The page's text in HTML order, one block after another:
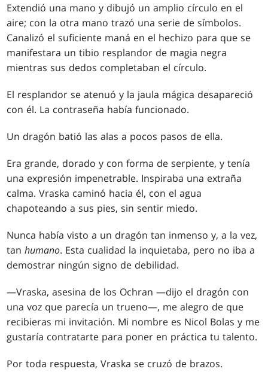
Extendió una mano y dibujó un amplio círculo en el
aire; con la otra mano trazó una serie de símbolos.
Canalizó el suficiente maná en el hechizo para que se
manifestara un tibio resplandor de magia negra
mientras sus dedos completaban el círculo.
El resplandor se atenuó y la jaula mágica desapareció
con él. La contraseña había funcionado.
Un dragón batió las alas a pocos pasos de ella.
Era grande, dorado y con forma de serpiente, y tenía
una expresión impenetrable. Inspiraba una extraña
calma. Vraska caminó hacia él, con el agua
chapoteando a sus pies, sin sentir miedo.
Nunca había visto a un dragón tan inmenso y, a la vez,
tanhumano. Esta cualidad la inquietaba, pero no iba a
demostrar ningún signo de debilidad.
—Vraska, asesina de los Ochran —dijo el dragón con
una voz que parecía un trueno—, me alegro de que
recibieras mi invitación. Mi nombre es Nicol Bolas y me
gustaría contratarte para poner en práctica tu talento.
Por toda respuesta, Vraska se cruzó de brazos.